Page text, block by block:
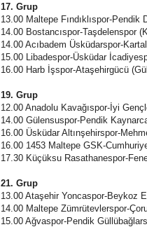
17. Grup
13.00 Maltepe Fındıklıspor-Pendik
14.00 Bostancıspor-Taşdelenspor
14.00 Acıbadem Üsküdarspor-
15.00 Libadespor-Üsküdar
16.00 Harb İşspor-Ataşehirgücü
19. Grup
12.00 Anadolu Kavağıspor-İyi
14.00 Gülensuspor-Pendik
16.00 Üsküdar Altınşehirspor-
16.00 1453 Maltepe GSK-
17.30 Küçüksu Rasathanespor-
21. Grup
13.00 Ataşehir Yoncaspor-Beykoz
14.00 Maltepe Zümrütevlerspor-
15.00 Ağvaspor-Pendik